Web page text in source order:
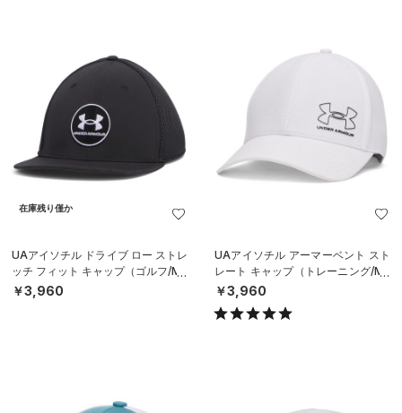
在庫残り僅か
UAアイソチル ドライブ ロー ストレ
ッチ フィット キャップ（ゴルフ/ME
N）
￥3,960
UAアイソチル アーマーベント スト
レート キャップ（トレーニング/ME
N）
￥3,960